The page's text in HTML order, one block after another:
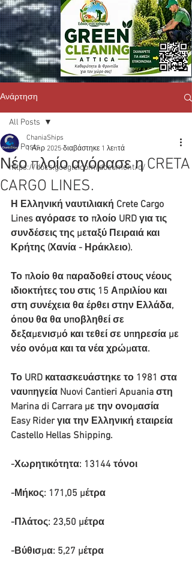
Ανάρτηση
All Posts
https://docs.google.com/document/d/
All Posts
Νέο πλοίο αγόρασε η CRETA
CARGO LINES.
ChaniaShips
1 Απρ 2025 διαβάστηκε 1 λεπτά
Η Ελληνική ναυτιλιακή Crete Cargo
Lines αγόρασε το πλοίο URD για τις
συνδέσεις της μεταξύ Πειραιά και
Κρήτης (Χανία - Ηράκλειο).
Το πλοίο θα παραδοθεί στους νέους
ιδιοκτήτες του στις 15 Απριλίου και
στη συνέχεια θα έρθει στην Ελλάδα,
όπου θα θα υποβληθεί σε
δεξαμενισμό και τεθεί σε υπηρεσία με
νέο ονόμα και τα νέα χρώματα.
Το URD κατασκευάστηκε το 1981 στα
ναυπηγεία Nuovi Cantieri Apuania στη
Marina di Carrara με την ονομασία
Easy Rider για την Ελληνική εταιρεία
Castello Hellas Shipping.
-Χωρητικότητα: 13144 τόνοι
-Μήκος: 171,05 μέτρα
-Πλάτος: 23,50 μέτρα
-Βύθισμα: 5,27 μέτρα